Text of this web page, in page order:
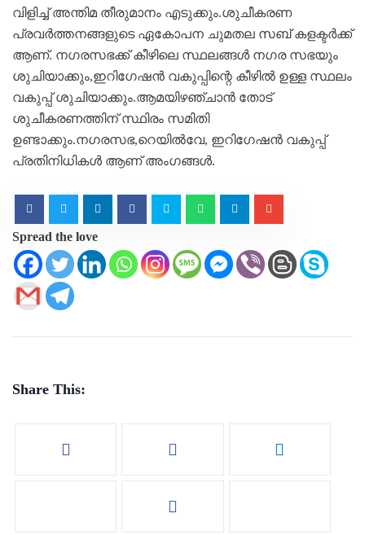
വിളിച്ച് അന്തിമ തീരുമാനം എടുക്കും.ശുചീകരണ
പ്രവർത്തനങ്ങളുടെ ഏകോപന ചുമതല സബ് കളക്ടർക്ക്
ആണ്. നഗരസഭക്ക് കീഴിലെ സ്ഥലങ്ങൾ നഗര സഭയും
ശുചിയാക്കും,ഇറിഗേഷൻ വകുപ്പിന്റെ കീഴിൽ ഉള്ള സ്ഥലം
വകുപ്പ് ശുചിയാക്കും.ആമയിഴഞ്ചാൻ തോട്
ശുചീകരണത്തിന് സ്ഥിരം സമിതി
ഉണ്ടാക്കും.നഗരസഭ,റെയിൽവേ, ഇറിഗേഷൻ വകുപ്പ്
പ്രതിനിധികൾ ആണ് അംഗങ്ങൾ.
Spread the love
Share This: